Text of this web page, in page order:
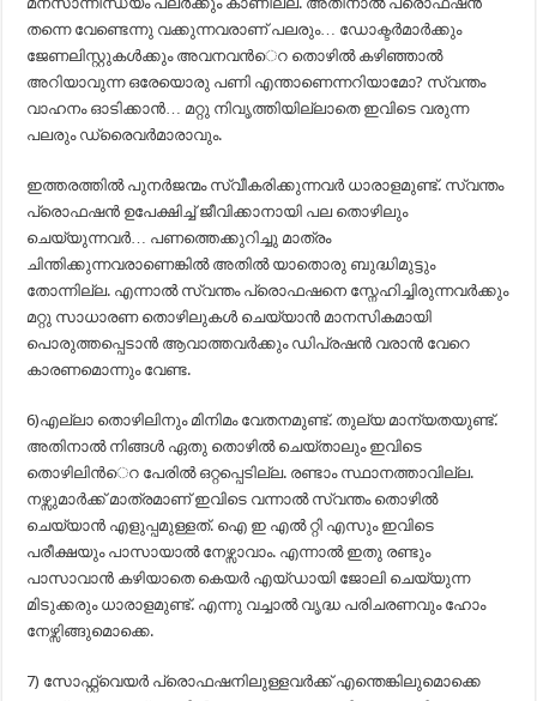
തന്നെ വേണ്ടെന്നു വക്കുന്നവരാണ് പലരും… ഡോക്ടര്‍മാര്‍ക്കും
ജേണലിസ്റ്റുകള്‍ക്കും അവനവന്‍െറ തൊഴില്‍ കഴിഞ്ഞാല്‍
അറിയാവുന്ന ഒരേയൊരു പണി എന്താണെന്നറിയാമോ? സ്വന്തം
വാഹനം ഓടിക്കാന്‍… മറ്റു നിവൃത്തിയില്ലാതെ ഇവിടെ വരുന്ന
പലരും ഡ്രൈവര്‍മാരാവും.
ഇത്തരത്തില്‍ പുനര്‍ജന്മം സ്വീകരിക്കുന്നവര്‍ ധാരാളമുണ്ട്. സ്വന്തം
പ്രൊഫഷന്‍ ഉപേക്ഷിച്ച് ജീവിക്കാനായി പല തൊഴിലും
ചെയ്യുന്നവര്‍… പണത്തെക്കുറിച്ചു മാത്രം
ചിന്തിക്കുന്നവരാണെങ്കില്‍ അതില്‍ യാതൊരു ബുദ്ധിമുട്ടും
തോന്നില്ല. എന്നാല്‍ സ്വന്തം പ്രൊഫഷനെ സ്നേഹിച്ചിരുന്നവര്‍ക്കും
മറ്റു സാധാരണ തൊഴിലുകള്‍ ചെയ്യാന്‍ മാനസികമായി
പൊരുത്തപ്പെടാന്‍ ആവാത്തവര്‍ക്കും ഡിപ്രഷന്‍ വരാന്‍ വേറെ
കാരണമൊന്നും വേണ്ട.
6)എല്ലാ തൊഴിലിനും മിനിമം വേതനമുണ്ട്. തുല്യ മാന്യതയുണ്ട്.
അതിനാല്‍ നിങ്ങള്‍ ഏതു തൊഴില്‍ ചെയ്താലും ഇവിടെ
തൊഴിലിന്‍െറ പേരില്‍ ഒറ്റപ്പെടില്ല. രണ്ടാം സ്ഥാനത്താവില്ല.
നഴ്സുമാര്‍ക്ക് മാത്രമാണ് ഇവിടെ വന്നാല്‍ സ്വന്തം തൊഴില്‍
ചെയ്യാന്‍ എളുപ്പമുള്ളത്. ഐ ഇ എല്‍ റ്റി എസും ഇവിടെ
പരീക്ഷയും പാസായാല്‍ നേഴ്സാവാം. എന്നാല്‍ ഇതു രണ്ടും
പാസാവാന്‍ കഴിയാതെ കെയര്‍ എയ്ഡായി ജോലി ചെയ്യുന്ന
മിടുക്കരും ധാരാളമുണ്ട്. എന്നു വച്ചാല്‍ വൃദ്ധ പരിചരണവും ഹോം
നേഴ്സിങ്ങുമൊക്കെ.
7) സോഫ്റ്റ്വെയര്‍ പ്രൊഫഷനിലുള്ളവര്‍ക്ക് എന്തെങ്കിലുമൊക്കെ